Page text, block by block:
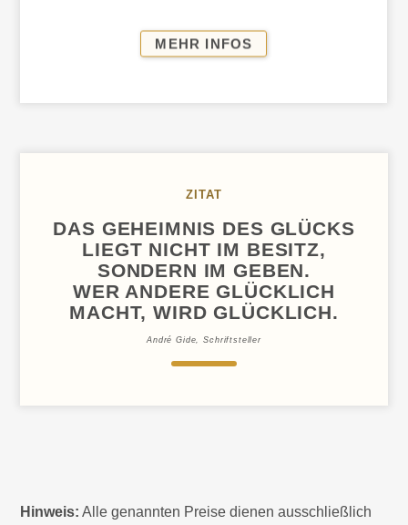
MEHR INFOS
ZITAT
DAS GEHEIMNIS DES GLÜCKS
LIEGT NICHT IM BESITZ,
SONDERN IM GEBEN.
WER ANDERE GLÜCKLICH
MACHT, WIRD GLÜCKLICH.
André Gide, Schriftsteller
Hinweis: Alle genannten Preise dienen ausschließlich